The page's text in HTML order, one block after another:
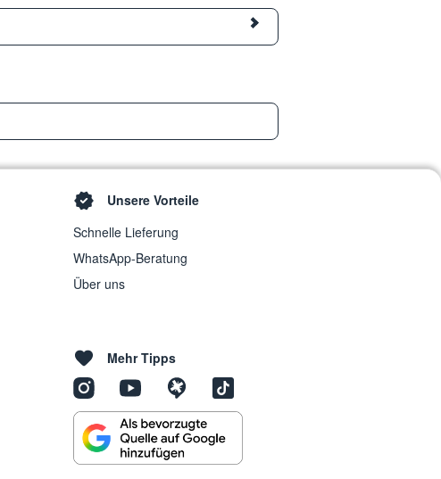
Unsere Vorteile
Schnelle Lieferung
WhatsApp-Beratung
Über uns
Mehr Tipps